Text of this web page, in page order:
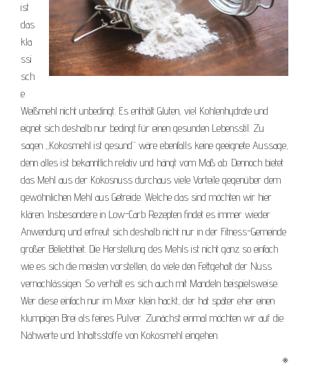
ist
das
kla
ssi
sch
e
Weißmehl nicht unbedingt. Es enthält Gluten, viel Kohlenhydrate und
eignet sich deshalb nur bedingt für einen gesunden Lebensstil. Zu
sagen „Kokosmehl ist gesund“ wäre ebenfalls keine geeignete Aussage,
denn alles ist bekanntlich relativ und hängt vom Maß ab. Dennoch bietet
das Mehl aus der Kokosnuss durchaus viele Vorteile gegenüber dem
gewöhnlichen Mehl aus Getreide. Welche das sind möchten wir hier
klären. Insbesondere in Low-Carb Rezepten findet es immer wieder
Anwendung und erfreut sich deshalb nicht nur in der Fitness-Gemeinde
großer Beliebtheit. Die Herstellung des Mehls ist nicht ganz so einfach
wie es sich die meisten vorstellen, da viele den Fettgehalt der Nuss
vernachlässigen. So verhält es sich auch mit Mandeln beispielsweise.
Wer diese einfach nur im Mixer klein hackt, der hat später eher einen
klumpigen Brei als feines Pulver. Zunächst einmal möchten wir auf die
Nähwerte und Inhaltsstoffe von Kokosmehl eingehen.
※